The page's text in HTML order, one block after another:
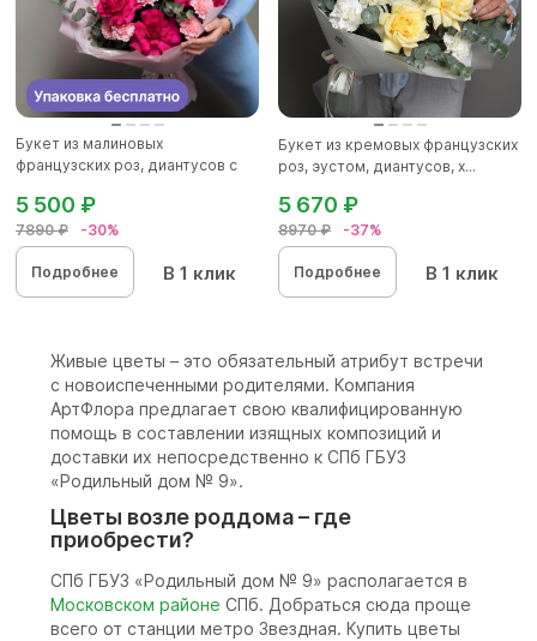
Букет из малиновых
французских роз, диантусов с
7890 ₽ -30%
5 500 ₽
Подробнее В 1 клик
Букет из кремовых французских
роз, эустом, диантусов, х...
8970 ₽ -37%
5 670 ₽
Подробнее В 1 клик
Живые цветы – это обязательный атрибут встречи
с новоиспеченными родителями. Компания
АртФлора предлагает свою квалифицированную
помощь в составлении изящных композиций и
доставки их непосредственно к СПб ГБУЗ
«Родильный дом № 9».
Цветы возле роддома – где
приобрести?
СПб ГБУЗ «Родильный дом № 9» располагается в
Московском районе СПб. Добраться сюда проще
всего от станции метро Звездная. Купить цветы